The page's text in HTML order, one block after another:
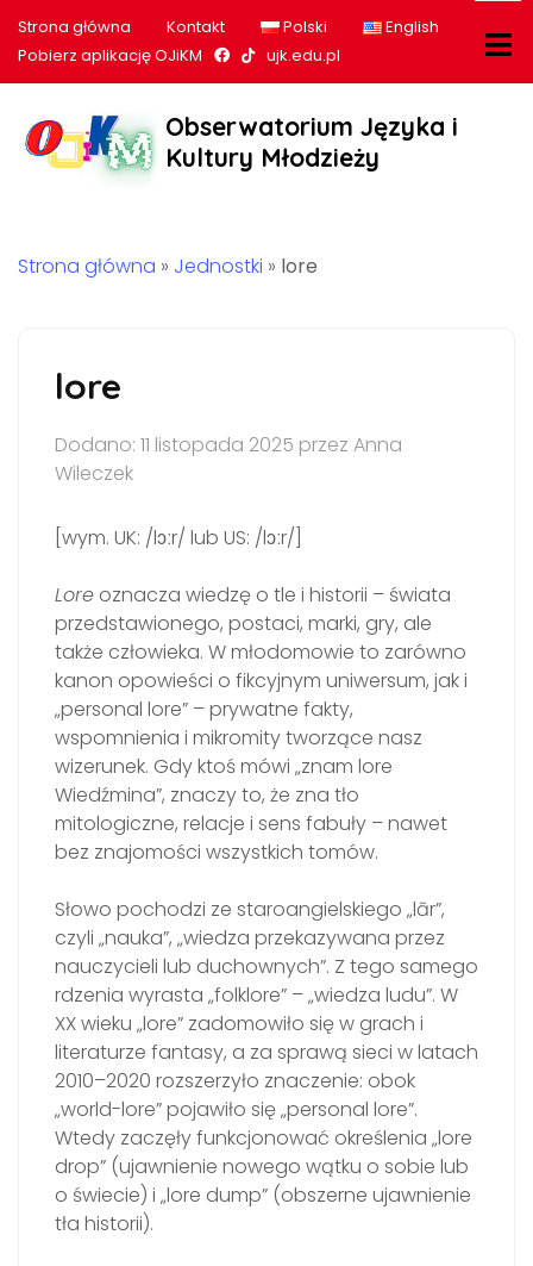
Strona główna Kontakt Polski
English
Pobierz aplikację OJiKM
Nasz profil na Facebook
Nasz profil na tiktok
ujk.edu.pl
Obserwatorium Języka i
Kultury Młodzieży
Strona główna » Jednostki » lore
lore
Dodano: 11 listopada 2025 przez Anna
Wileczek
[wym. UK: /lɔːr/ lub US: /lɔːr/]
Lore oznacza wiedzę o tle i historii – świata
przedstawionego, postaci, marki, gry, ale
także człowieka. W młodomowie to zarówno
kanon opowieści o fikcyjnym uniwersum, jak i
„personal lore” – prywatne fakty,
wspomnienia i mikromity tworzące nasz
wizerunek. Gdy ktoś mówi „znam lore
Wiedźmina”, znaczy to, że zna tło
mitologiczne, relacje i sens fabuły – nawet
bez znajomości wszystkich tomów.
Słowo pochodzi ze staroangielskiego „lār”,
czyli „nauka”, „wiedza przekazywana przez
nauczycieli lub duchownych”. Z tego samego
rdzenia wyrasta „folklore” – „wiedza ludu”. W
XX wieku „lore” zadomowiło się w grach i
literaturze fantasy, a za sprawą sieci w latach
2010–2020 rozszerzyło znaczenie: obok
„world-lore” pojawiło się „personal lore”.
Wtedy zaczęły funkcjonować określenia „lore
drop” (ujawnienie nowego wątku o sobie lub
o świecie) i „lore dump” (obszerne ujawnienie
tła historii).